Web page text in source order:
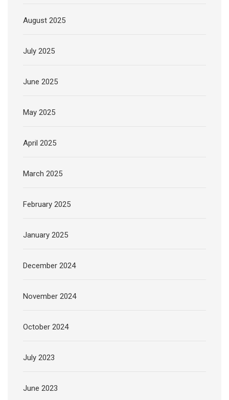
August 2025
July 2025
June 2025
May 2025
April 2025
March 2025
February 2025
January 2025
December 2024
November 2024
October 2024
July 2023
June 2023